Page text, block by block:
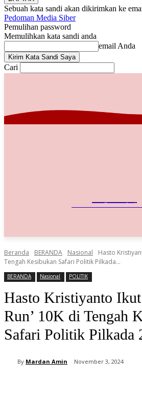
Sebuah kata sandi akan dikirimkan ke
Pedoman Media Siber
Pemulihan password
Memulihkan kata sandi anda
email Anda
Cari
Referensi Bisnis
Beranda BERANDA Nasional
Hasto
Tengah Kesibukan Safari Politik Pilkada...
BERANDA Nasional POLITIK
Hasto Kristiyanto
Run’ 10K di Tengah
Safari Politik Pilkada
By Mardan Amin November 3, 2024